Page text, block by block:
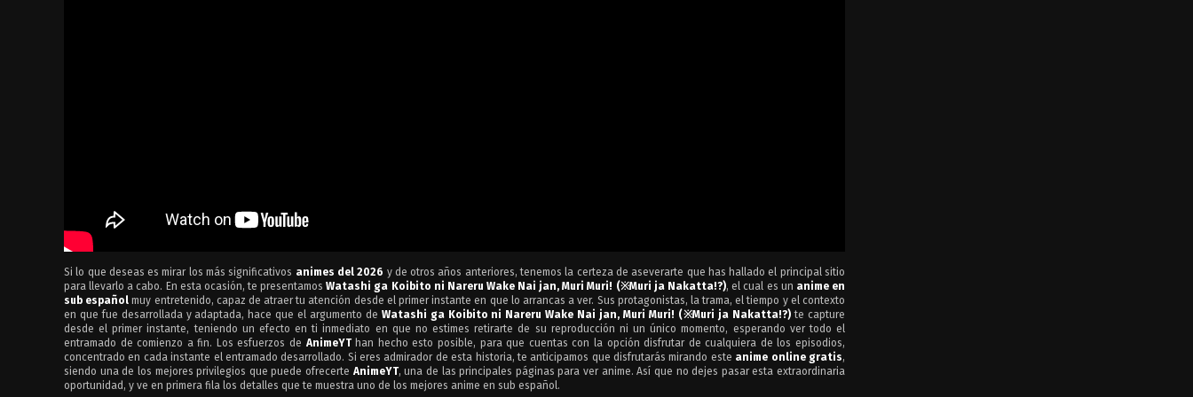
Si lo que deseas es mirar los más significativos animes del 2026 y de otros años anteriores, tenemos la certeza de aseverarte que has hallado el principal sitio
para llevarlo a cabo. En esta ocasión, te presentamosWatashi ga Koibito ni Nareru Wake Nai jan, Muri Muri! (※Muri ja Nakatta!?), el cual es un anime en
sub español muy entretenido, capaz de atraer tu atención desde el primer instante en que lo arrancas a ver. Sus protagonistas, la trama, el tiempo y el contexto
en que fue desarrollada y adaptada, hace que el argumento de Watashi ga Koibito ni Nareru Wake Nai jan, Muri Muri! (※Muri ja Nakatta!?) te capture
desde el primer instante, teniendo un efecto en ti inmediato en que no estimes retirarte de su reproducción ni un único momento, esperando ver todo el
entramado de comienzo a fin. Los esfuerzos de AnimeYThan hecho esto posible, para que cuentas con la opción disfrutar de cualquiera de los episodios,
concentrado en cada instante el entramado desarrollado. Si eres admirador de esta historia, te anticipamos que disfrutarás mirando este anime online gratis,
siendo una de los mejores privilegios que puede ofrecerte AnimeYT, una de las principales páginas para ver anime. Así que no dejes pasar esta extraordinaria
oportunidad, y ve en primera fila los detalles que te muestra uno de los mejores anime en sub español.